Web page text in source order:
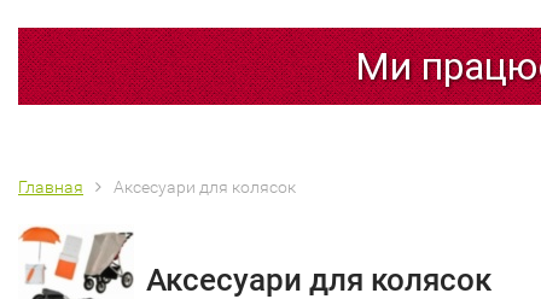
Ми
Главная Аксесуари для колясок
Аксесуари для колясок